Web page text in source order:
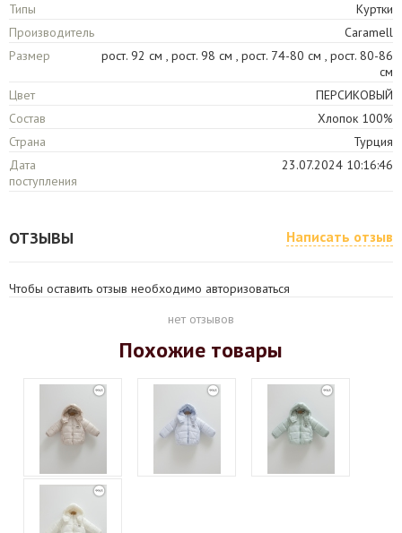
Типы
Куртки
Производитель
Caramell
Размер
рост. 92 см , рост. 98 см , рост. 74-80 см , рост. 80-86
см
Цвет
ПЕРСИКОВЫЙ
Состав
Хлопок 100%
Страна
Турция
Дата
поступления
23.07.2024 10:16:46
ОТЗЫВЫ Написать отзыв
Чтобы оставить отзыв необходимо авторизоваться
нет отзывов
Похожие товары